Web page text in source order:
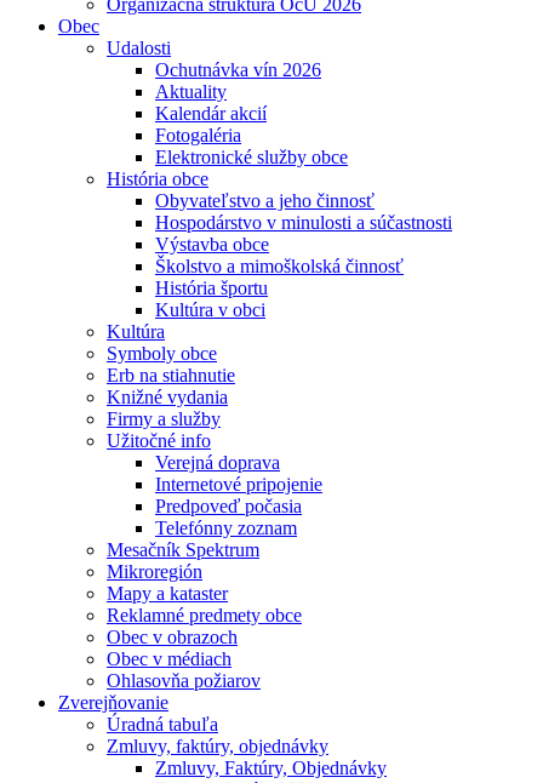
Organizačná štruktúra OcÚ 2026
Obec
Udalosti
Ochutnávka vín 2026
Aktuality
Kalendár akcií
Fotogaléria
Elektronické služby obce
História obce
Obyvateľstvo a jeho činnosť
Hospodárstvo v minulosti a súčastnosti
Výstavba obce
Školstvo a mimoškolská činnosť
História športu
Kultúra v obci
Kultúra
Symboly obce
Erb na stiahnutie
Knižné vydania
Firmy a služby
Užitočné info
Verejná doprava
Internetové pripojenie
Predpoveď počasia
Telefónny zoznam
Mesačník Spektrum
Mikroregión
Mapy a kataster
Reklamné predmety obce
Obec v obrazoch
Obec v médiach
Ohlasovňa požiarov
Zverejňovanie
Úradná tabuľa
Zmluvy, faktúry, objednávky
Zmluvy, Faktúry, Objednávky